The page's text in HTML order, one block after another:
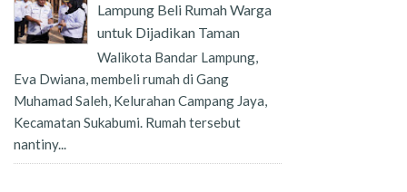
Lampung Beli Rumah Warga
untuk Dijadikan Taman
Walikota Bandar Lampung,
Eva Dwiana, membeli rumah di Gang
Muhamad Saleh, Kelurahan Campang Jaya,
Kecamatan Sukabumi. Rumah tersebut
nantiny...